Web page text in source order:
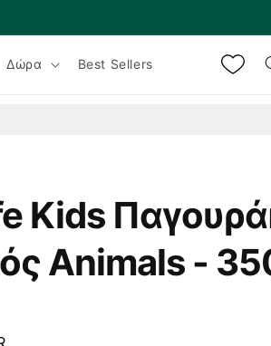
Δώρα Best Sellers
Kids
Animals -